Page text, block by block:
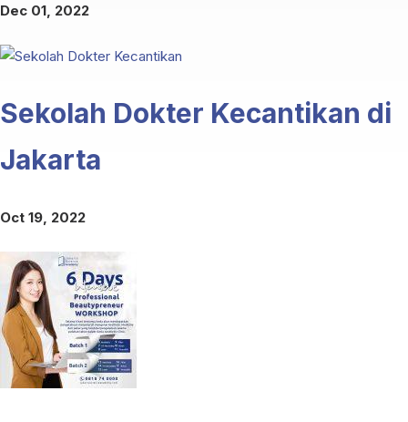
Dec 01, 2022
Sekolah Dokter Kecantikan di
Jakarta
Oct 19, 2022